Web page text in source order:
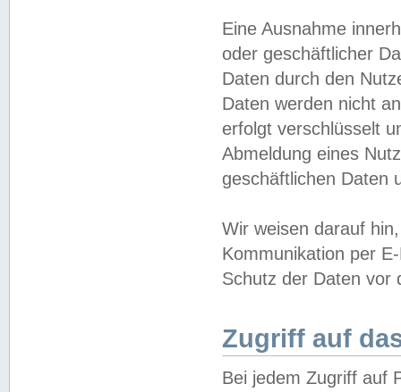
Eine Ausnahme
oder geschäftlicher
Daten durch den
Daten werden nicht
erfolgt verschlüsselt
Abmeldung eines
geschäftlichen Daten
Wir weisen darauf
Kommunikation per
Schutz der Daten vor
Zugriff auf
Bei jedem Zugriff auf